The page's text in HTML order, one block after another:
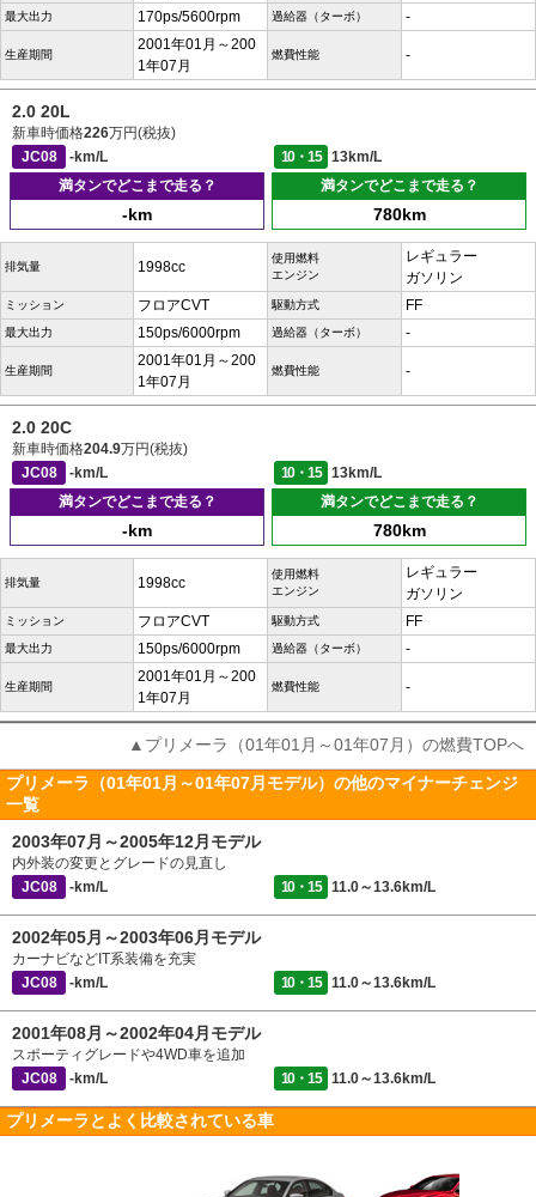
最大出力 170ps/5600rpm 過給器（ターボ） -
生産期間
2001年01月～200
1年07月
燃費性能 -
2.0 20L
新車時価格226万円(税抜)
JC08
-km/L 10・15
13km/L
満タンでどこまで走る？
-km
満タンでどこまで走る？
780km
排気量 1998cc
使用燃料
エンジン
レギュラー
ガソリン
ミッション フロアCVT 駆動方式 FF
最大出力 150ps/6000rpm 過給器（ターボ） -
生産期間
2001年01月～200
1年07月
燃費性能 -
2.0 20C
新車時価格204.9万円(税抜)
JC08
-km/L 10・15
13km/L
満タンでどこまで走る？
-km
満タンでどこまで走る？
780km
排気量 1998cc
使用燃料
エンジン
レギュラー
ガソリン
ミッション フロアCVT 駆動方式 FF
最大出力 150ps/6000rpm 過給器（ターボ） -
生産期間
2001年01月～200
1年07月
燃費性能 -
▲プリメーラ（01年01月～01年07月）の燃費TOPへ
プリメーラ（01年01月～01年07月モデル）の他のマイナーチェンジ
一覧
2003年07月～2005年12月モデル
内外装の変更とグレードの見直し
JC08
-km/L 10・15 11.0～13.6km/L
2002年05月～2003年06月モデル
カーナビなどIT系装備を充実
JC08
-km/L 10・15 11.0～13.6km/L
2001年08月～2002年04月モデル
スポーティグレードや4WD車を追加
JC08
-km/L 10・15 11.0～13.6km/L
プリメーラとよく比較されている車